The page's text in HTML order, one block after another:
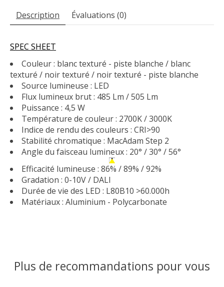
Description Évaluations (0)
SPEC SHEET
Couleur : blanc texturé - piste blanche / blanc
texturé / noir texturé / noir texturé - piste blanche
Source lumineuse : LED
Flux lumineux brut : 485 Lm / 505 Lm
Puissance : 4,5 W
Température de couleur : 2700K / 3000K
Indice de rendu des couleurs : CRI>90
Stabilité chromatique : MacAdam Step 2
Angle du faisceau lumineux : 20° / 30° / 56°
Efficacité lumineuse : 86% / 89% / 92%
Gradation : 0-10V / DALI
Durée de vie des LED : L80B10 >60.000h
Matériaux : Aluminium - Polycarbonate
Plus de recommandations pour vous